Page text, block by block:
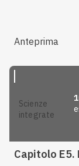
Le funzioni del
Anteprima
scienze
integrate
Capitolo E5.